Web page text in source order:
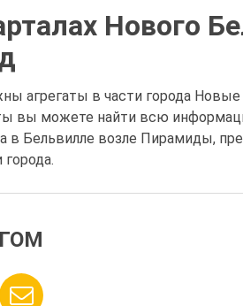
Нового
агрегаты в части города
вы можете найти всю
в Бельвилле возле Пирамиды,